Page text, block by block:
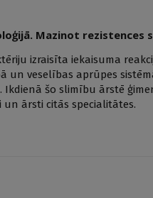
Mazinot rezistences
izraisīta iekaisuma
un veselības aprūpes
Ikdienā šo slimību ārstē
un ārsti citās specialitātes.